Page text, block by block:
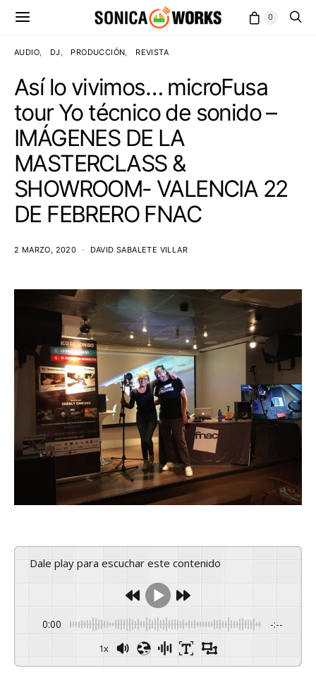
0
AUDIO DJ PRODUCCIÓN REVISTA
Así lo vivimos… microFusa
tour Yo técnico de sonido –
IMÁGENES DE LA
MASTERCLASS &
SHOWROOM- VALENCIA 22
DE FEBRERO FNAC
2 MARZO, 2020 DAVID SABALETE VILLAR
Dale play para escuchar este contenido
0:00 -:--
1x